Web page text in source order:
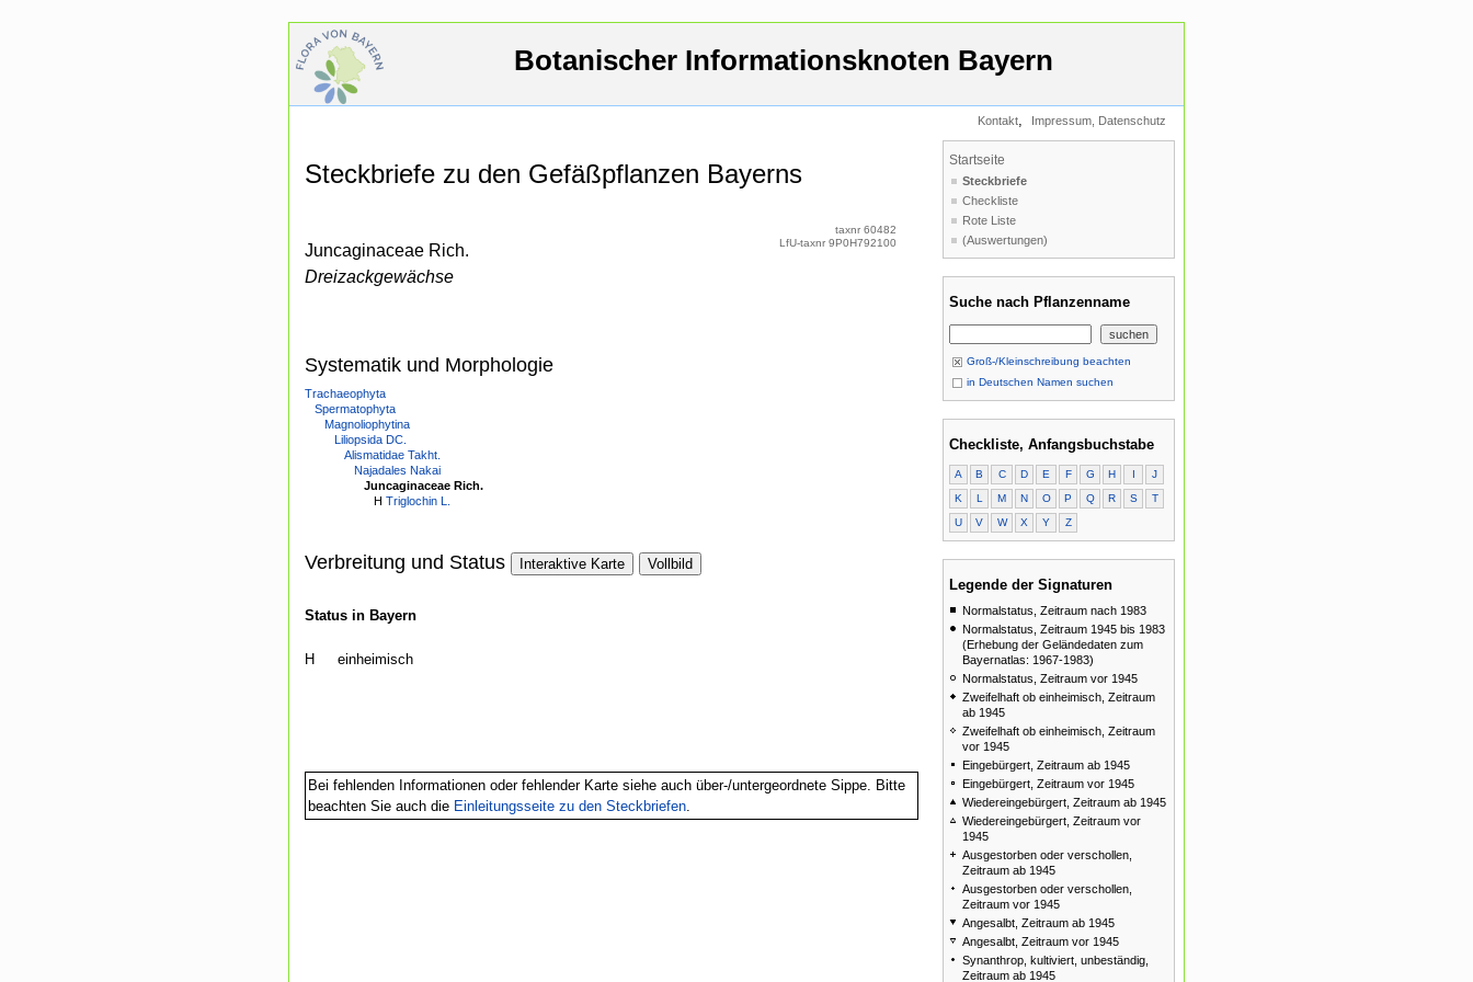
Botanischer Informationsknoten Bayern
Kontakt, Impressum, Datenschutz
Steckbriefe zu den Gefäßpflanzen Bayerns
Juncaginaceae Rich.
Dreizackgewächse
taxnr 60482
LfU-taxnr 9P0H792100
Systematik und Morphologie
Trachaeophyta
Spermatophyta
Magnoliophytina
Liliopsida DC.
Alismatidae Takht.
Najadales Nakai
Juncaginaceae Rich.
H Triglochin L.
Verbreitung und Status Interaktive Karte Vollbild
Status in Bayern
H einheimisch
Bei fehlenden Informationen oder fehlender Karte siehe auch über-/untergeordnete Sippe. Bitte
beachten Sie auch die Einleitungsseite zu den Steckbriefen.
Startseite
Steckbriefe
Checkliste
Rote Liste
(Auswertungen)
Suche nach Pflanzenname
Groß-/Kleinschreibung beachten
in Deutschen Namen suchen
Checkliste, Anfangsbuchstabe
A B C D E F G H I
J
K
L M N O P Q R S
T
U
V W X Y Z
Legende der Signaturen
Normalstatus, Zeitraum nach 1983
Normalstatus, Zeitraum 1945 bis 1983
(Erhebung der Geländedaten zum
Bayernatlas: 1967-1983)
Normalstatus, Zeitraum vor 1945
Zweifelhaft ob einheimisch, Zeitraum
ab 1945
Zweifelhaft ob einheimisch, Zeitraum
vor 1945
Eingebürgert, Zeitraum ab 1945
Eingebürgert, Zeitraum vor 1945
Wiedereingebürgert, Zeitraum ab 1945
Wiedereingebürgert, Zeitraum vor
1945
Ausgestorben oder verschollen,
Zeitraum ab 1945
Ausgestorben oder verschollen,
Zeitraum vor 1945
Angesalbt, Zeitraum ab 1945
Angesalbt, Zeitraum vor 1945
Synanthrop, kultiviert, unbeständig,
Zeitraum ab 1945